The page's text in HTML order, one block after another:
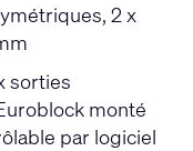
2 x
sorties
monté
par logiciel